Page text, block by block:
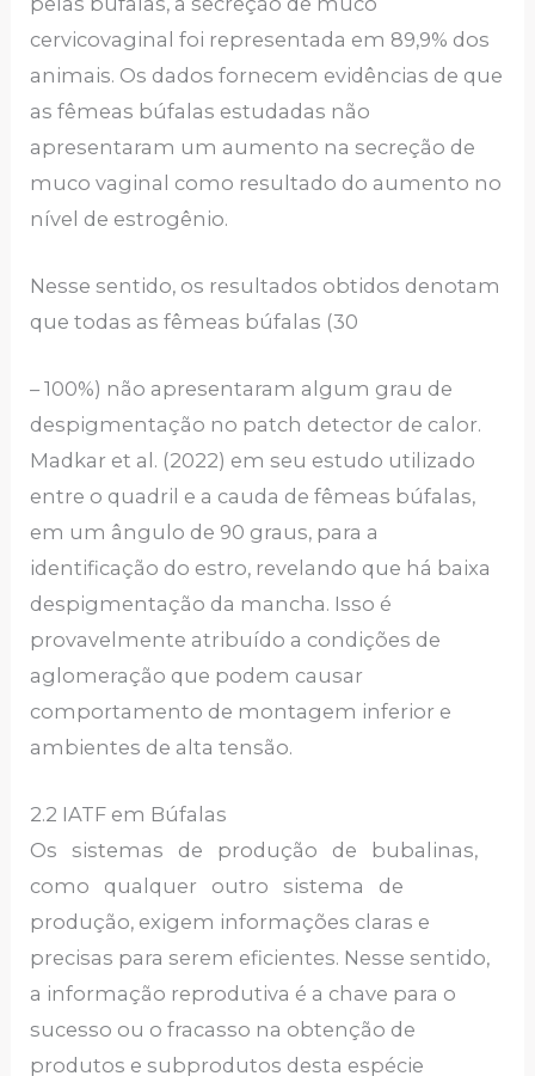
cervicovaginal foi representada em 89,9% dos
animais. Os dados fornecem evidências de que
as fêmeas búfalas estudadas não
apresentaram um aumento na secreção de
muco vaginal como resultado do aumento no
nível de estrogênio.
Nesse sentido, os resultados obtidos denotam
que todas as fêmeas búfalas (30
– 100%) não apresentaram algum grau de
despigmentação no patch detector de calor.
Madkar et al. (2022) em seu estudo utilizado
entre o quadril e a cauda de fêmeas búfalas,
em um ângulo de 90 graus, para a
identificação do estro, revelando que há baixa
despigmentação da mancha. Isso é
provavelmente atribuído a condições de
aglomeração que podem causar
comportamento de montagem inferior e
ambientes de alta tensão.
2.2 IATF em Búfalas
Os sistemas de produção de bubalinas,
como qualquer outro sistema de
produção, exigem informações claras e
precisas para serem eficientes. Nesse sentido,
a informação reprodutiva é a chave para o
sucesso ou o fracasso na obtenção de
produtos e subprodutos desta espécie